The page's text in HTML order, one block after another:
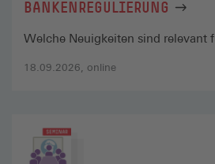
BANKENREGULIERUNG
18.09.2026, online
Welche Neuigkeiten sind relevant